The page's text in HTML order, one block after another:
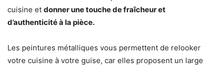
cuisine et donner une touche de fraîcheur et
d’authenticité à la pièce.
Les peintures métalliques vous permettent de relooker
votre cuisine à votre guise, car elles proposent un large